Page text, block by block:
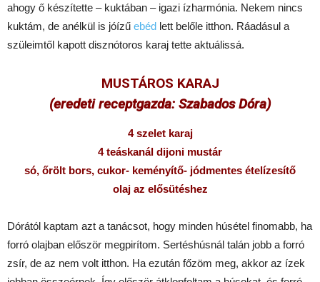
ahogy ő készítette – kuktában – igazi ízharmónia. Nekem nincs
kuktám, de anélkül is jóízű ebéd lett belőle itthon. Ráadásul a
szüleimtől kapott disznótoros karaj tette aktuálissá.
MUSTÁROS KARAJ
(eredeti receptgazda: Szabados Dóra)
4 szelet karaj
4 teáskanál dijoni mustár
só, őrölt bors, cukor- keményítő- jódmentes ételízesítő
olaj az elősütéshez
Dórától kaptam azt a tanácsot, hogy minden húsétel finomabb, ha
forró olajban először megpirítom. Sertéshúsnál talán jobb a forró
zsír, de az nem volt itthon. Ha ezután főzöm meg, akkor az ízek